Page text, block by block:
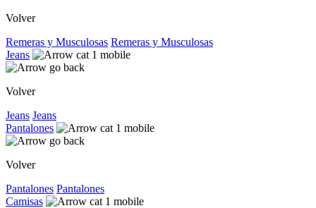
Volver
Remeras y Musculosas Remeras y Musculosas
Jeans
Volver
Jeans Jeans
Pantalones
Volver
Pantalones Pantalones
Camisas